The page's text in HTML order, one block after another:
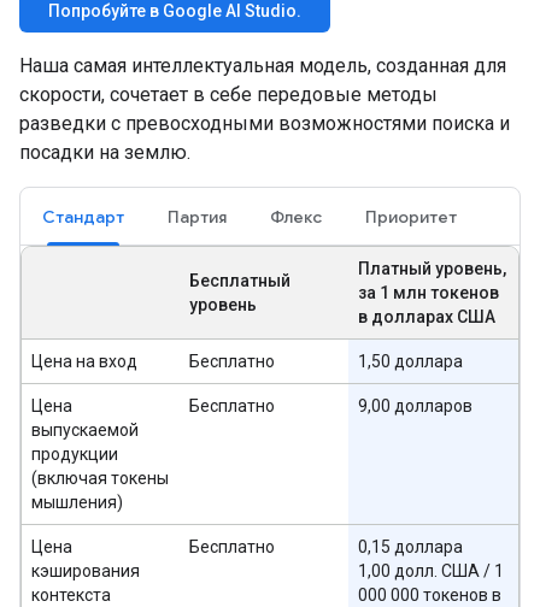
Попробуйте в Google AI Studio.
Наша самая интеллектуальная модель, созданная для
скорости, сочетает в себе передовые методы
разведки с превосходными возможностями поиска и
посадки на землю.
Стандарт Партия Флекс Приоритет
Бесплатный
уровень
Платный уровень,
за 1 млн токенов
в долларах США
Цена на вход Бесплатно 1,50 доллара
Цена
выпускаемой
продукции
(включая токены
мышления)
Бесплатно 9,00 долларов
Цена
кэширования
контекста
Бесплатно
0,15 доллара
1,00 долл. США / 1
000 000 токенов в